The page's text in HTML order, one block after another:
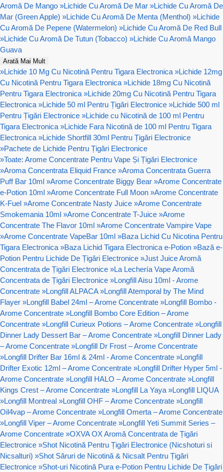
Aromă De Mango »Lichide Cu Aromă De Mar »Lichide Cu Aromă De
Mar (Green Apple) »Lichide Cu Aromă De Menta (Menthol) »Lichide
Cu Aromă De Pepene (Watermelon) »Lichide Cu Aromă De Red Bull
»Lichide Cu Aromă De Tutun (Tobacco) »Lichide Cu Aromă Mango
Guava
Arată Mai Mult
»Lichide 10 Mg Cu Nicotină Pentru Tigara Electronica »Lichide 12mg
Cu Nicotină Pentru Tigara Electronica »Lichide 18mg Cu Nicotină
Pentru Tigara Electronica »Lichide 20mg Cu Nicotină Pentru Tigara
Electronica »Lichide 50 ml Pentru Țigări Electronice »Lichide 500 ml
Pentru Țigări Electronice »Lichide cu Nicotină de 100 ml Pentru
Tigara Electronica »Lichide Fara Nicotină de 100 ml Pentru Tigara
Electronica »Lichide Shortfill 30ml Pentru Țigări Electronice
»Pachete de Lichide Pentru Țigări Electronice
»Toate: Arome Concentrate Pentru Vape Și Țigări Electronice
»Aroma Concentrata Eliquid France »Aroma Concentrata Guerra
Puff Bar 10ml »Arome Concentrate Biggy Bear »Arome Concentrate
e-Potion 10ml »Arome Concentrate Full Moon »Arome Concentrate
K-Fuel »Arome Concentrate Nasty Juice »Arome Concentrate
Smokemania 10ml »Arome Concentrate T-Juice »Arome
Concentrate The Flavor 10ml »Arome Concentrate Vampire Vape
»Arome Concentrate VapeBar 10ml »Baza Lichid Cu Nicotina Pentru
Tigara Electronica »Baza Lichid Tigara Electronica e-Potion »Bază e-
Potion Pentru Lichide De Țigări Electronice »Just Juice Aromă
Concentrata de Țigări Electronice »La Lechería Vape Aromă
Concentrata de Țigări Electronice »Longfill Aisu 10ml - Arome
Concentrate »Longfill ALPACA »Longfill Atemporal by The Mind
Flayer »Longfill Babel 24ml – Arome Concentrate »Longfill Bombo -
Arome Concentrate »Longfill Bombo Core Edition – Arome
Concentrate »Longfill Curieux Potions – Arome Concentrate »Longfill
Dinner Lady Dessert Bar – Arome Concentrate »Longfill Dinner Lady
– Arome Concentrate »Longfill Dr Frost – Arome Concentrate
»Longfill Drifter Bar 16ml & 24ml - Arome Concentrate »Longfill
Drifter Exotic 12ml – Arome Concentrate »Longfill Drifter Hyper 5ml -
Arome Concentrate »Longfill HALO – Arome Concentrate »Longfill
Kings Crest – Arome Concentrate »Longfill La Yaya »Longfill LIQUA
»Longfill Montreal »Longfill OHF – Arome Concentrate »Longfill
Oil4vap – Arome Concentrate »Longfill Omerta – Arome Concentrate
»Longfill Viper – Arome Concentrate »Longfill Yeti Summit Series –
Arome Concentrate »OXVA OX Aromă Concentrata de Țigări
Electronice »Shot Nicotină Pentru Țigări Electronice (Nicshoturi si
Nicsalturi) »Shot Săruri de Nicotină & Nicsalt Pentru Țigări
Electronice »Shot-uri Nicotină Pura e-Potion Pentru Lichide De Țigări